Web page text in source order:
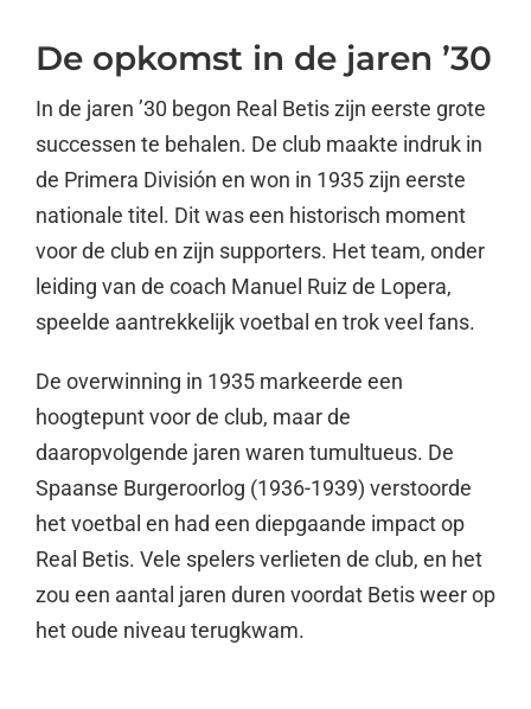
De opkomst in de jaren ’30
In de jaren ’30 begon Real Betis zijn eerste grote
successen te behalen. De club maakte indruk in
de Primera División en won in 1935 zijn eerste
nationale titel. Dit was een historisch moment
voor de club en zijn supporters. Het team, onder
leiding van de coach Manuel Ruiz de Lopera,
speelde aantrekkelijk voetbal en trok veel fans.
De overwinning in 1935 markeerde een
hoogtepunt voor de club, maar de
daaropvolgende jaren waren tumultueus. De
Spaanse Burgeroorlog (1936-1939) verstoorde
het voetbal en had een diepgaande impact op
Real Betis. Vele spelers verlieten de club, en het
zou een aantal jaren duren voordat Betis weer op
het oude niveau terugkwam.